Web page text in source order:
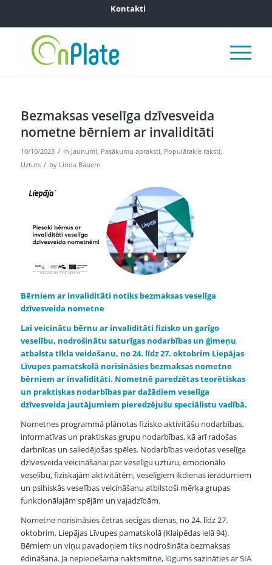
Kontakti
Bezmaksas veselīga dzīvesveida
nometne bērniem ar invaliditāti
10/10/2023 / in Jaunumi, Pasākumu apraksti, Populārakie raksti,
Uzturs / by Linda Bauere
Bērniem ar invaliditāti notiks bezmaksas veselīga
dzīvesveida nometne
Lai veicinātu bērnu ar invaliditāti fizisko un garīgo
veselību, nodrošinātu saturīgas nodarbības un ģimeņu
atbalsta tīkla veidošanu, no 24. līdz 27. oktobrim Liepājas
Līvupes pamatskolā norisināsies bezmaksas nometne
bērniem ar invaliditāti. Nometnē paredzētas teorētiskas
un praktiskas nodarbības par dažādiem veselīga
dzīvesveida jautājumiem pieredzējušu speciālistu vadībā.
Nometnes programmā plānotas fizisko aktivitāšu nodarbības,
informatīvas un praktiskas grupu nodarbības, kā arī radošas
darbnīcas un saliedējošas spēles. Nodarbības veidotas veselīga
dzīvesveida veicināšanai par veselīgu uzturu, emocionālo
veselību, fiziskajām aktivitātēm, veselīgiem ikdienas ieradumiem
un psihiskās veselības veicināšanu atbilstoši mērķa grupas
funkcionālajām spējām un vajadzībām.
Nometne norisināsies četras secīgas dienas, no 24. līdz 27.
oktobrim, Liepājas Līvupes pamatskolā (Klaipēdas ielā 94).
Bērniem un viņu pavadoņiem tiks nodrošināta bezmaksas
ēdināšana. Ja nepieciešama naktsmītne, lūgums sazināties ar SIA